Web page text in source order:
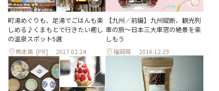
町湯めぐりも、足湯でごはんも楽
しめる♪くまもとで行きたい癒し
の温泉スポット5選
熊本県 [PR] 2017.02.24
【九州／前編】九州縦断、観光列
車の旅～日本三大車窓の絶景を楽
しもう
福岡県 2016.12.29